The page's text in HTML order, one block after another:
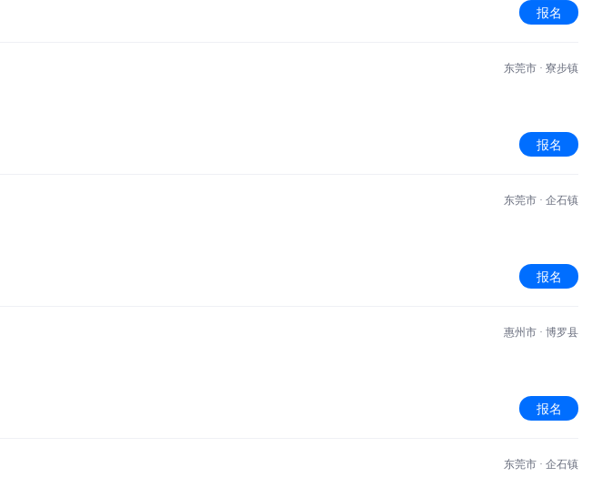
报名
东莞市 · 寮步镇
报名
东莞市 · 企石镇
报名
惠州市 · 博罗县
报名
东莞市 · 企石镇